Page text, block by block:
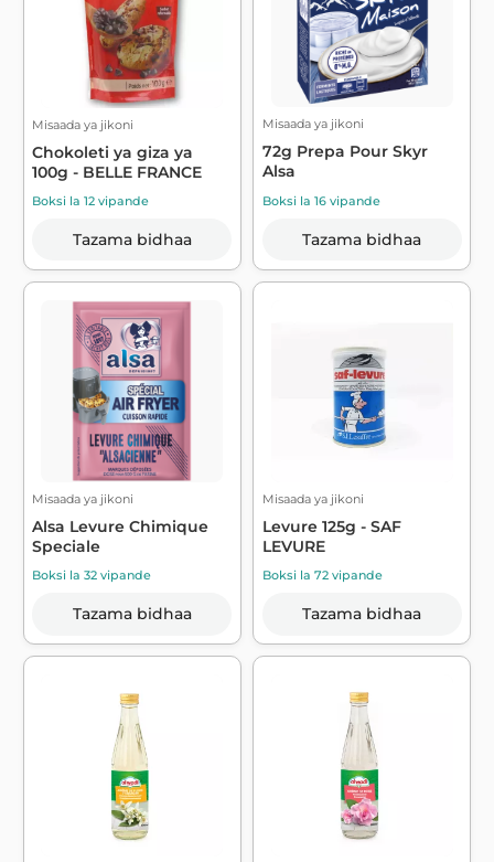
Misaada ya jikoni
Chokoleti ya giza ya
100g - BELLE FRANCE
Boksi la 12 vipande
Tazama bidhaa
Misaada ya jikoni
72g Prepa Pour Skyr
Alsa
Boksi la 16 vipande
Tazama bidhaa
Misaada ya jikoni
Alsa Levure Chimique
Speciale
Boksi la 32 vipande
Tazama bidhaa
Misaada ya jikoni
Levure 125g - SAF
LEVURE
Boksi la 72 vipande
Tazama bidhaa